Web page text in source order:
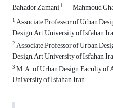
Bahador Zamani1 Mahmoud
1Associate Professor of Urban
Design, Art University of Isfahan,
2Associate Professor of Urban
Design, Art University of Isfahan,
3M.A. of Urban Design, Faculty of
University of Isfahan, Iran